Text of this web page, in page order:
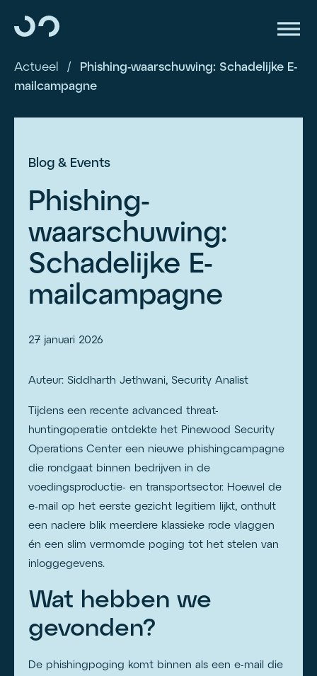
Actueel /
Phishing-waarschuwing: Schadelijke E-
mailcampagne
Blog & Events
Phishing-
waarschuwing:
Schadelijke E-
mailcampagne
27 januari 2026
Auteur: Siddharth Jethwani, Security Analist
Tijdens een recente advanced threat-
huntingoperatie ontdekte het Pinewood Security
Operations Center een nieuwe phishingcampagne
die rondgaat binnen bedrijven in de
voedingsproductie- en transportsector. Hoewel de
e-mail op het eerste gezicht legitiem lijkt, onthult
een nadere blik meerdere klassieke rode vlaggen
én een slim vermomde poging tot het stelen van
inloggegevens.
Wat hebben we
gevonden?
De phishingpoging komt binnen als een e-mail die